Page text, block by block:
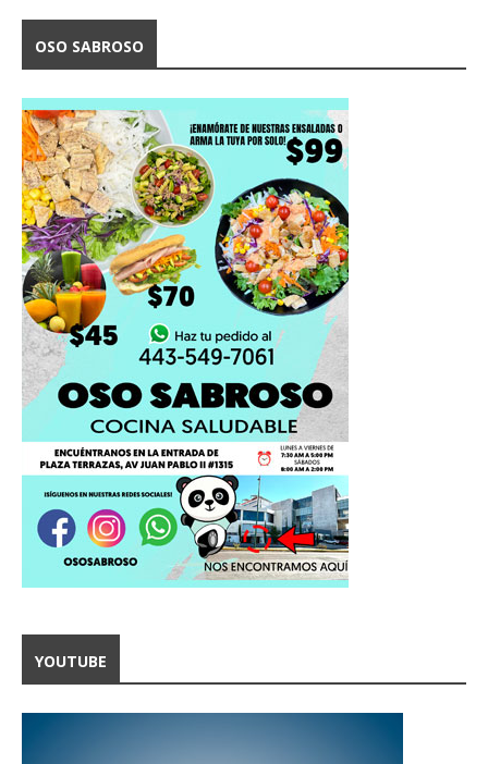
OSO SABROSO
YOUTUBE